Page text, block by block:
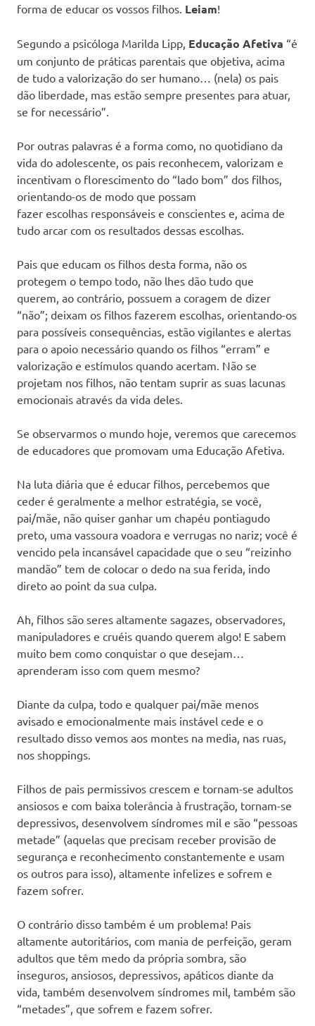
forma de educar os vossos filhos. Leiam!
Segundo a psicóloga Marilda Lipp, Educação Afetiva “é
um conjunto de práticas parentais que objetiva, acima
de tudo a valorização do ser humano… (nela) os pais
dão liberdade, mas estão sempre presentes para atuar,
se for necessário”.
Por outras palavras é a forma como, no quotidiano da
vida do adolescente, os pais reconhecem, valorizam e
incentivam o florescimento do “lado bom” dos filhos,
orientando-os de modo que possam
fazer escolhas responsáveis e conscientes e, acima de
tudo arcar com os resultados dessas escolhas.
Pais que educam os filhos desta forma, não os
protegem o tempo todo, não lhes dão tudo que
querem, ao contrário, possuem a coragem de dizer
“não”; deixam os filhos fazerem escolhas, orientando-os
para possíveis consequências, estão vigilantes e alertas
para o apoio necessário quando os filhos “erram” e
valorização e estímulos quando acertam. Não se
projetam nos filhos, não tentam suprir as suas lacunas
emocionais através da vida deles.
Se observarmos o mundo hoje, veremos que carecemos
de educadores que promovam uma Educação Afetiva.
Na luta diária que é educar filhos, percebemos que
ceder é geralmente a melhor estratégia, se você,
pai/mãe, não quiser ganhar um chapéu pontiagudo
preto, uma vassoura voadora e verrugas no nariz; você é
vencido pela incansável capacidade que o seu “reizinho
mandão” tem de colocar o dedo na sua ferida, indo
direto ao point da sua culpa.
Ah, filhos são seres altamente sagazes, observadores,
manipuladores e cruéis quando querem algo! E sabem
muito bem como conquistar o que desejam…
aprenderam isso com quem mesmo?
Diante da culpa, todo e qualquer pai/mãe menos
avisado e emocionalmente mais instável cede e o
resultado disso vemos aos montes na media, nas ruas,
nos shoppings.
Filhos de pais permissivos crescem e tornam-se adultos
ansiosos e com baixa tolerância à frustração, tornam-se
depressivos, desenvolvem síndromes mil e são “pessoas
metade” (aquelas que precisam receber provisão de
segurança e reconhecimento constantemente e usam
os outros para isso), altamente infelizes e sofrem e
fazem sofrer.
O contrário disso também é um problema! Pais
altamente autoritários, com mania de perfeição, geram
adultos que têm medo da própria sombra, são
inseguros, ansiosos, depressivos, apáticos diante da
vida, também desenvolvem síndromes mil, também são
“metades”, que sofrem e fazem sofrer.